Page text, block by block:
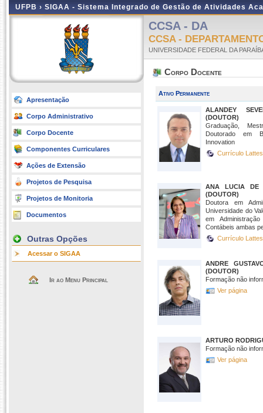
UFPB › SIGAA - Sistema Integrado de Gestão de Atividades
Apresentação
Corpo Administrativo
Corpo Docente
Componentes Curriculares
Ações de Extensão
Projetos de Pesquisa
Projetos de Monitoria
Documentos
Outras Opções
Acessar o SIGAA
Ir ao Menu Principal
CCSA - DA
CCSA -
UNIVERSIDADE FEDERAL DA
Corpo Docente
Ativo Permanente
ALANDEY
(DOUTOR)
Graduação,
Doutorado em
Innovation
Currículo
ANA LUCIA DE
(DOUTOR)
Doutora em
Universidade do
em
Contábeis ambas
Currículo
ANDRE
(DOUTOR)
Formação não
Ver página
ARTURO
Formação não
Ver página